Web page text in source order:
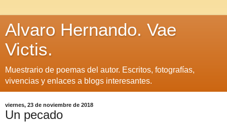
Alvaro Hernando. Vae
Victis.
Muestrario de poemas del autor. Escritos, fotografías,
vivencias y enlaces a blogs interesantes.
viernes, 23 de noviembre de 2018
Un pecado